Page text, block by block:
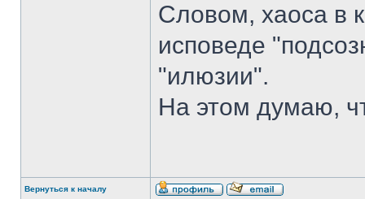
Словом, хаоса в
исповеде
"илюзии".
На этом думаю,
Вернуться к началу